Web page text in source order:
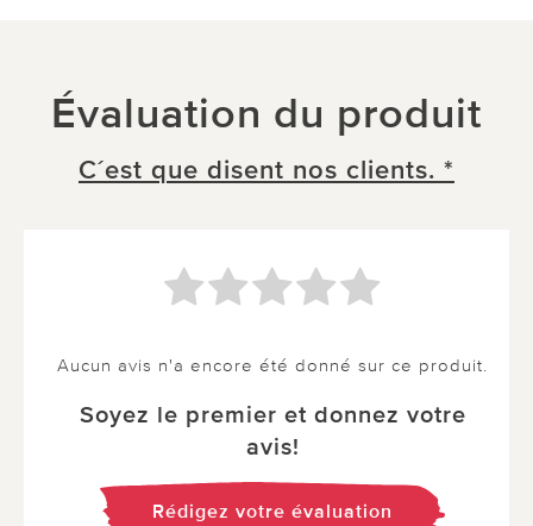
Évaluation du produit
C´est que disent nos clients. *
Aucun avis n'a encore été donné sur ce produit.
Soyez le premier et donnez votre
avis!
Rédigez votre évaluation